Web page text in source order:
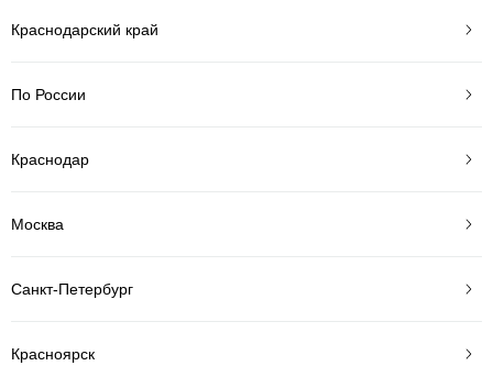
Краснодарский край
По России
Краснодар
Москва
Санкт-Петербург
Красноярск